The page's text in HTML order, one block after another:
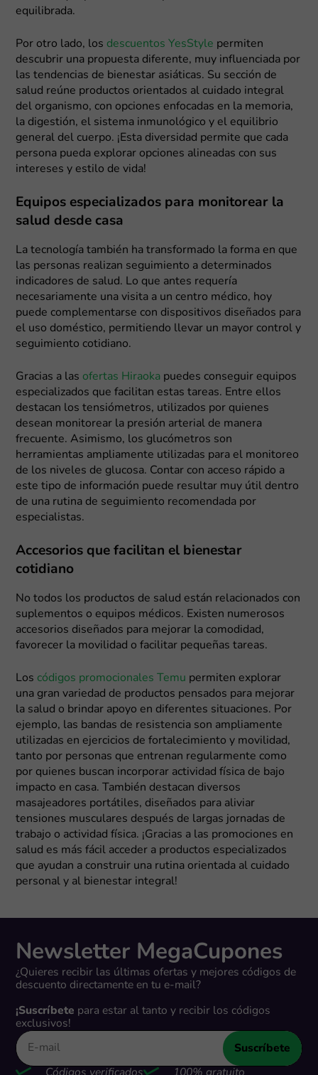
equilibrada.
Por otro lado, los descuentos YesStyle permiten
descubrir una propuesta diferente, muy influenciada por
las tendencias de bienestar asiáticas. Su sección de
salud reúne productos orientados al cuidado integral
del organismo, con opciones enfocadas en la memoria,
la digestión, el sistema inmunológico y el equilibrio
general del cuerpo. ¡Esta diversidad permite que cada
persona pueda explorar opciones alineadas con sus
intereses y estilo de vida!
Equipos especializados para monitorear la
salud desde casa
La tecnología también ha transformado la forma en que
las personas realizan seguimiento a determinados
indicadores de salud. Lo que antes requería
necesariamente una visita a un centro médico, hoy
puede complementarse con dispositivos diseñados para
el uso doméstico, permitiendo llevar un mayor control y
seguimiento cotidiano.
Gracias a las ofertas Hiraoka puedes conseguir equipos
especializados que facilitan estas tareas. Entre ellos
destacan los tensiómetros, utilizados por quienes
desean monitorear la presión arterial de manera
frecuente. Asimismo, los glucómetros son
herramientas ampliamente utilizadas para el monitoreo
de los niveles de glucosa. Contar con acceso rápido a
este tipo de información puede resultar muy útil dentro
de una rutina de seguimiento recomendada por
especialistas.
Accesorios que facilitan el bienestar
cotidiano
No todos los productos de salud están relacionados con
suplementos o equipos médicos. Existen numerosos
accesorios diseñados para mejorar la comodidad,
favorecer la movilidad o facilitar pequeñas tareas.
Los códigos promocionales Temu permiten explorar
una gran variedad de productos pensados para mejorar
la salud o brindar apoyo en diferentes situaciones. Por
ejemplo, las bandas de resistencia son ampliamente
utilizadas en ejercicios de fortalecimiento y movilidad,
tanto por personas que entrenan regularmente como
por quienes buscan incorporar actividad física de bajo
impacto en casa. También destacan diversos
masajeadores portátiles, diseñados para aliviar
tensiones musculares después de largas jornadas de
trabajo o actividad física. ¡Gracias a las promociones en
salud es más fácil acceder a productos especializados
que ayudan a construir una rutina orientada al cuidado
personal y al bienestar integral!
Newsletter MegaCupones
¿Quieres recibir las últimas ofertas y mejores códigos de
descuento directamente en tu e-mail?
¡Suscríbete para estar al tanto y recibir los códigos
exclusivos!
Suscríbete